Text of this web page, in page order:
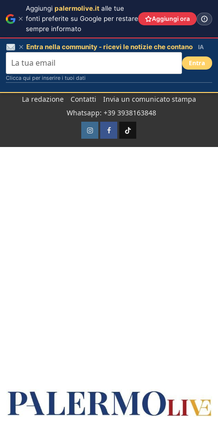
La redazione Contatti
Invia un comunicato stampa
Whatsapp: +39 3938163848
InstagramFacebook
TikTok
Aggiungi palermolive.it alle tue
fonti preferite su Google per restare
sempre informato
Aggiungi ora
Entra nella community - ricevi le notizie che contano IA
Entra
Clicca qui per inserire i tuoi dati